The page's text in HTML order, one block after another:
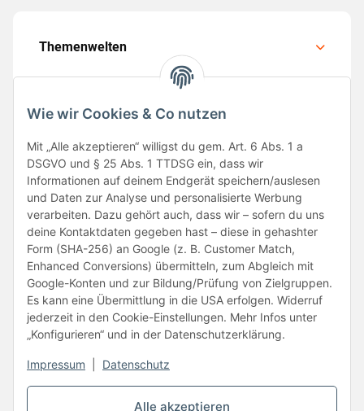
Alle akzeptieren
Wie wir Cookies & Co nutzen
Mit „Alle akzeptieren“ willigst du gem. Art. 6 Abs. 1 a
DSGVO und § 25 Abs. 1 TTDSG ein, dass wir
Informationen auf deinem Endgerät speichern/auslesen
und Daten zur Analyse und personalisierte Werbung
verarbeiten. Dazu gehört auch, dass wir – sofern du uns
deine Kontaktdaten gegeben hast – diese in gehashter
Form (SHA-256) an Google (z. B. Customer Match,
Enhanced Conversions) übermitteln, zum Abgleich mit
Google-Konten und zur Bildung/Prüfung von Zielgruppen.
Es kann eine Übermittlung in die USA erfolgen. Widerruf
jederzeit in den Cookie-Einstellungen. Mehr Infos unter
„Konfigurieren“ und in der Datenschutzerklärung.
Impressum Datenschutz
Themenwelten
Folge uns
Unsere Partner